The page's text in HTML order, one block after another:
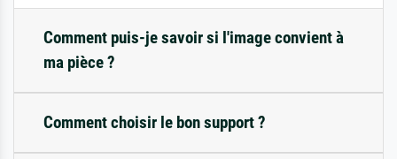
Comment puis-je savoir si l'image convient à
ma pièce ?
Comment choisir le bon support ?